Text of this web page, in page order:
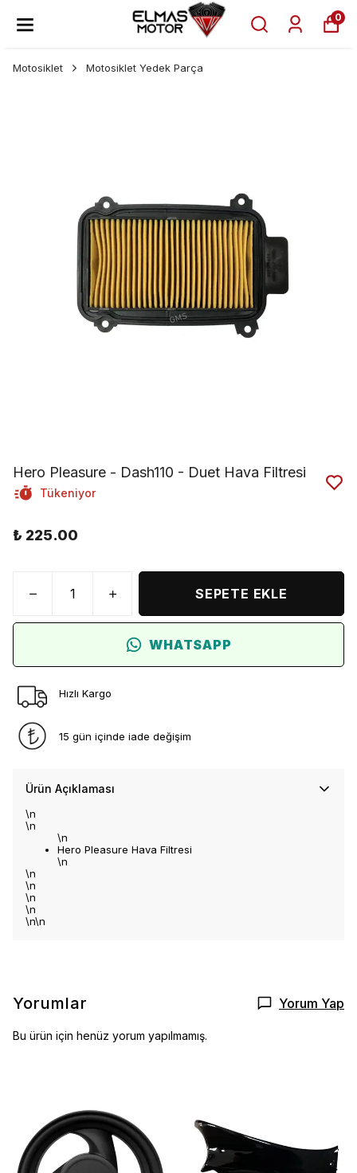
0
Motosiklet Motosiklet Yedek Parça
Hero Pleasure - Dash110 - Duet Hava Filtresi
Tükeniyor
₺ 225.00
SEPETE EKLE
WHATSAPP
Hızlı Kargo
15 gün içinde iade değişim
Ürün Açıklaması
\n
\n
\n
Hero Pleasure Hava Filtresi
\n
\n
\n
\n
\n
\n\n
Yorumlar Yorum Yap
Bu ürün için henüz yorum yapılmamış.